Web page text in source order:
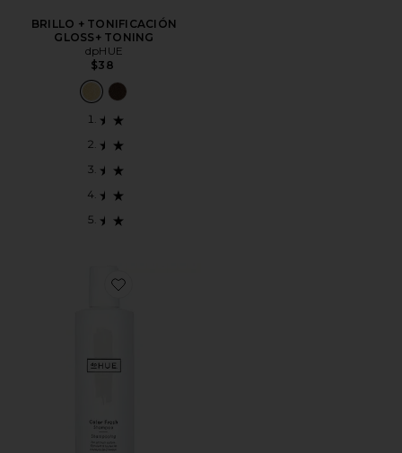
BRILLO + TONIFICACIÓN
GLOSS+ TONING
dpHUE
$38
Favorite CHAMPÚ COLOR FRESH